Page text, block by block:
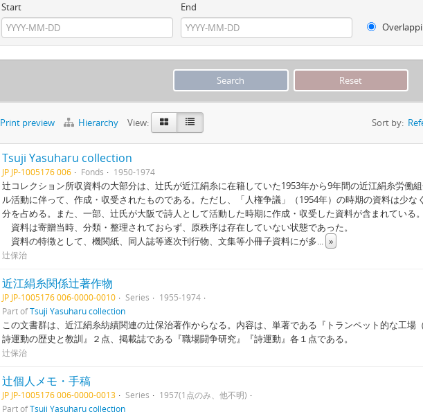
Start
End
Print preview Hierarchy View: Sort by:
Tsuji Yasuharu collection
JP JP-1005176 006 Fonds 1950-1974
辻コレクション所収資料の大部分は、辻氏が近江絹糸に在籍していた1953年から9年間の近江絹糸労働
ル活動に伴って、作成・収受されたものである。ただし、「人権争議」（1954年）の時期の資料は少
分を占める。また、一部、辻氏が大阪で詩人として活動した時期に作成・収受した資料が含まれている。
資料は寄贈当時、分類・整理されておらず、原秩序は存在していない状態であった。
資料の特徴として、機関紙、同人誌等逐次刊行物、文集等小冊子資料にが多... »
辻保治
近江絹糸関係辻著作物
JP JP-1005176 006-0000-0010 Series
1955-1974
Part ofTsuji Yasuharu collection
この文書群は、近江絹糸紡績関連の辻保治著作からなる。内容は、単著である『トランペット的な工場
詩運動の歴史と教訓』２点、掲載誌である『職場闘争研究』『詩運動』各１点である。
辻保治
辻個人メモ・手稿
JP JP-1005176 006-0000-0013 Series
1957(1点のみ、他不明)
Part ofTsuji Yasuharu collection